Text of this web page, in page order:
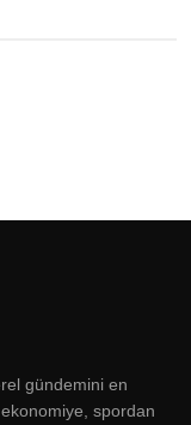
gündemini en
spordan